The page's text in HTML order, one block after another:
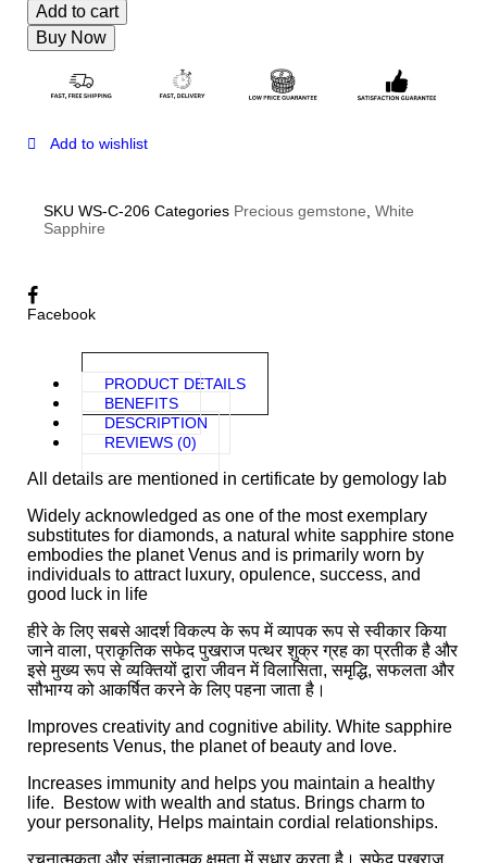
Add to cart
Buy Now
Add to wishlist
SKU WS-C-206 Categories Precious gemstone White
Sapphire
Facebook
PRODUCT DETAILS
BENEFITS
DESCRIPTION
REVIEWS (0)
All details are mentioned in certificate by gemology lab
Widely acknowledged as one of the most exemplary
substitutes for diamonds, a natural white sapphire stone
embodies the planet Venus and is primarily worn by
individuals to attract luxury, opulence, success, and
good luck in life
हीरे के लिए सबसे आदर्श विकल्प के रूप में व्यापक रूप से स्वीकार किया
जाने वाला, प्राकृतिक सफेद पुखराज पत्थर शुक्र ग्रह का प्रतीक है और
इसे मुख्य रूप से व्यक्तियों द्वारा जीवन में विलासिता, समृद्धि, सफलता और
सौभाग्य को आकर्षित करने के लिए पहना जाता है।
Improves creativity and cognitive ability. White sapphire
represents Venus, the planet of beauty and love.
Increases immunity and helps you maintain a healthy
life. Bestow with wealth and status. Brings charm to
your personality, Helps maintain cordial relationships.